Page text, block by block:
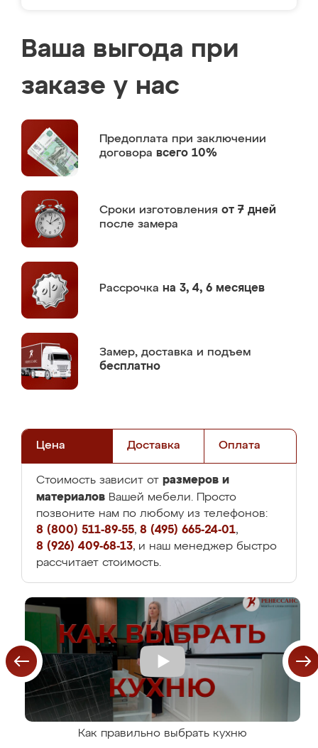
Ваша выгода при
заказе у нас
Предоплата при заключении
договора всего 10%
Сроки изготовления от 7 дней
после замера
Рассрочка на 3, 4, 6 месяцев
Замер, доставка и подъем
бесплатно
Цена Доставка Оплата
Стоимость зависит от размеров и
материалов Вашей мебели. Просто
позвоните нам по любому из телефонов:
8 (800) 511-89-55, 8 (495) 665-24-01,
8 (926) 409-68-13, и наш менеджер быстро
рассчитает стоимость.
Как правильно выбрать кухню